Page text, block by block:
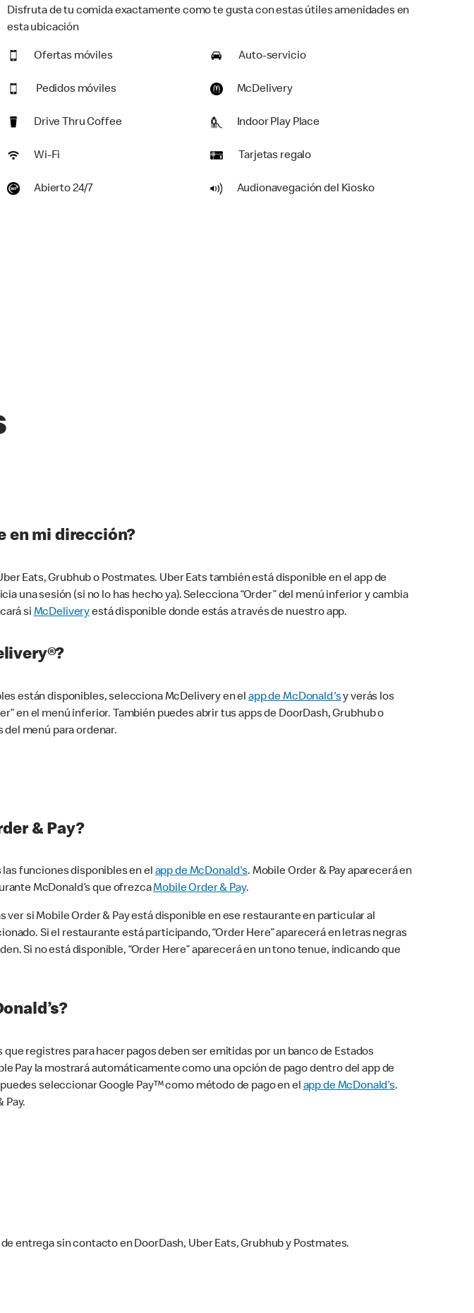
Disfruta de tu comida exactamente como te gusta con estas útiles amenidades en
esta ubicación
Ofertas móviles Auto-servicio
Pedidos móviles McDelivery
Drive Thru Coffee Indoor Play Place
Wi-Fi Tarjetas regalo
Abierto 24/7 Audionavegación del Kiosko
en mi dirección?
Eats, Grubhub o Postmates. Uber Eats también está disponible en el app de
una sesión (si no lo has hecho ya). Selecciona “Order” del menú inferior y cambia
si McDeliveryestá disponible donde estás a través de nuestro app.
están disponibles, selecciona McDelivery en elapp de McDonald'sy verás los
en el menú inferior. También puedes abrir tus apps de DoorDash, Grubhub o
del menú para ordenar.
& Pay?
funciones disponibles en elapp de McDonald's. Mobile Order & Pay aparecerá en
McDonald’s que ofrezcaMobile Order & Pay.
si Mobile Order & Pay está disponible en ese restaurante en particular al
Si el restaurante está participando, “Order Here” aparecerá en letras negras
Si no está disponible, “Order Here” aparecerá en un tono tenue, indicando que
registres para hacer pagos deben ser emitidas por un banco de Estados
Pay la mostrará automáticamente como una opción de pago dentro del app de
seleccionar Google Pay™ como método de pago en elapp de McDonald’s.
Pay.
entrega sin contacto en DoorDash, Uber Eats, Grubhub y Postmates.